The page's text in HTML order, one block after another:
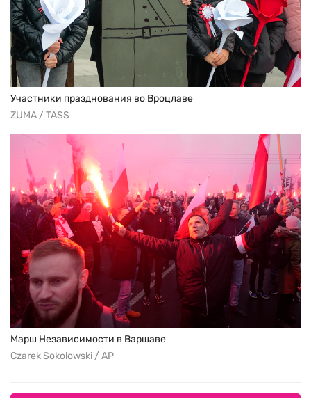
Участники празднования во Вроцлаве
ZUMA / TASS
Марш Независимости в Варшаве
Czarek Sokolowski / AP